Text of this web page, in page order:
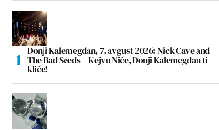
Donji Kalemegdan, 7. avgust 2026: Nick Cave and
The Bad Seeds – Kejvu Niče, Donji Kalemegdan ti
kliče!